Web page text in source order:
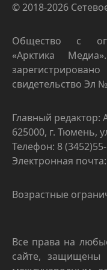
© 2018-2026
Общество с
«Арктика
свидетельство Эл
Главный редактор:
625000, г. Тюмень,
Телефон: 8
Электронная
Возрастные
Все права на
сайте, защищены